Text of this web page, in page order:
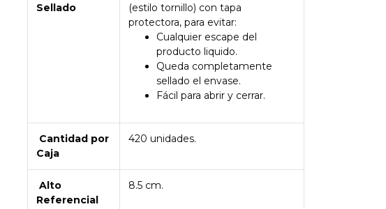
Sellado
(estilo tornillo) con tapa
protectora, para evitar:
Cualquier escape del
producto liquido.
Queda completamente
sellado el envase.
Fácil para abrir y cerrar.
Cantidad por
Caja
420 unidades.
Alto
Referencial
8.5 cm.